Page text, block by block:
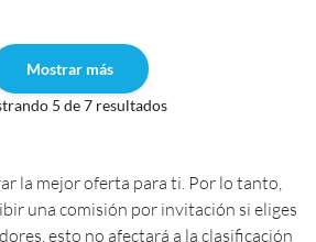
Mostrar más
5 de 7 resultados
la mejor oferta para ti. Por lo tanto,
una comisión por invitación si eliges
esto no afectará a la clasificación